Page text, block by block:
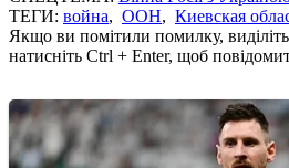
ТЕГИ: война, ООН, Киевская
Якщо ви помітили помилку, виділіть
натисніть Ctrl + Enter, щоб